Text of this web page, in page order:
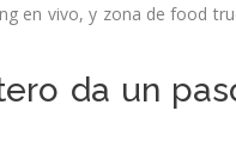
en vivo, y zona de food
da un